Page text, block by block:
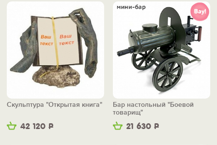
42 120 Р
Скульптура "Открытая книга"
21 630 Р
Бар настольный "Боевой
товарищ"